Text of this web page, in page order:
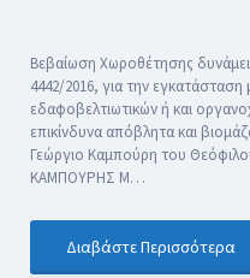
Βεβαίωση Xωροθέτησης
4442/2016, για την
εδαφοβελτιωτικών ή και
επικίνδυνα απόβλητα και
Γεώργιο Καμπούρη του
ΚΑΜΠΟΥΡΗΣ Μ…
Διαβάστε Περισσότερα